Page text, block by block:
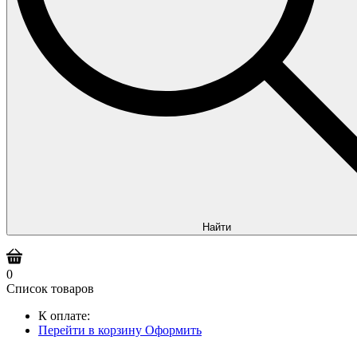
Найти
0
Список товаров
К оплате:
Перейти в корзину Оформить